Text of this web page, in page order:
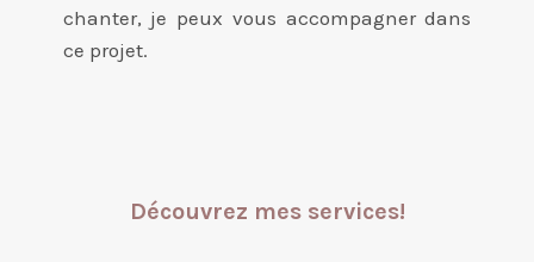
chanter, je peux vous accompagner dans
ce projet.
Découvrez mes services!